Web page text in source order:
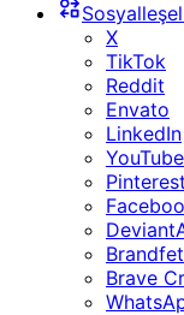
X
TikTok
Reddit
Envato
LinkedIn
YouTube
Pinterest
Brave